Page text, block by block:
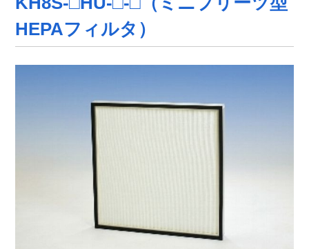
HEPAフィルタ）